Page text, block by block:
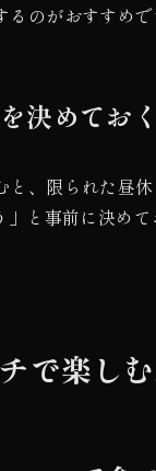
のがおすすめで
決めておく
と、限られた昼
と事前に決め
で楽し